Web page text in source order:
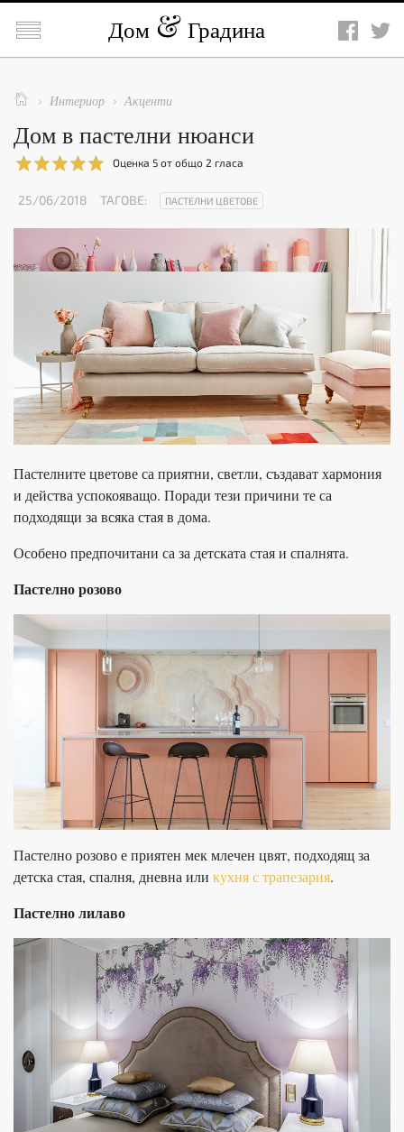
 Дом Градина
  Интериор  Акценти
Дом в пастелни нюанси
Оценка 5 от общо 2 гласа
25/06/2018 ТАГОВЕ: ПАСТЕЛНИ ЦВЕТОВЕ
Пастелните цветове са приятни, светли, създават хармония
и действа успокояващо. Поради тези причини те са
подходящи за всяка стая в дома.
Особено предпочитани са за детската стая и спалнята.
Пастелно розово
Пастелно розово е приятен мек млечен цвят, подходящ за
детска стая, спалня, дневна или кухня с трапезария.
Пастелно лилаво